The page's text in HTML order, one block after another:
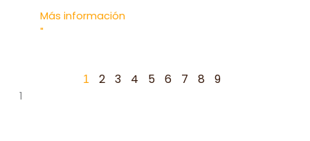
Más información
"
1 2 3 4 5 6 7 8 9